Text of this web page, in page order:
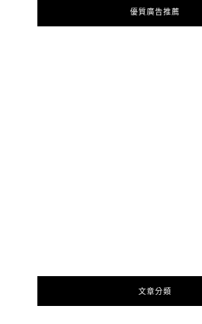
優質廣告推薦
文章分類